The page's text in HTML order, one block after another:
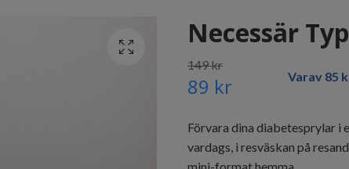
Necessär
149 kr
89 kr Varav 85
Förvara dina diabetesprylar i
vardags, i resväskan på
mini-format hemma.